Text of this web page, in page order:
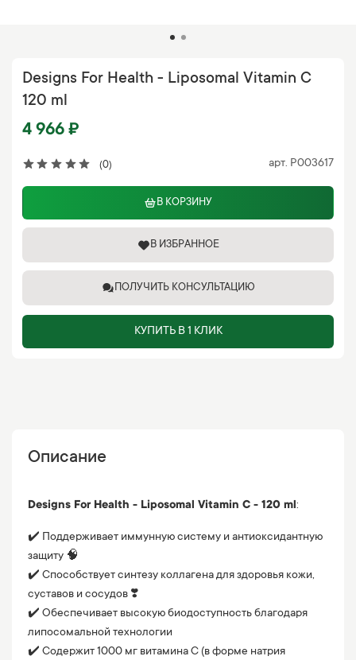
(0) арт. P003617
Designs For Health - Liposomal Vitamin C
120 ml
4 966 ₽
В КОРЗИНУ
В ИЗБРАННОЕ
ПОЛУЧИТЬ КОНСУЛЬТАЦИЮ
КУПИТЬ В 1 КЛИК
Описание
Designs For Health - Liposomal Vitamin C - 120 ml:
✔️ Поддерживает иммунную систему и антиоксидантную
защиту 🧠
✔️ Способствует синтезу коллагена для здоровья кожи,
суставов и сосудов ❣️
✔️ Обеспечивает высокую биодоступность благодаря
липосомальной технологии
✔️ Содержит 1000 мг витамина C (в форме натрия